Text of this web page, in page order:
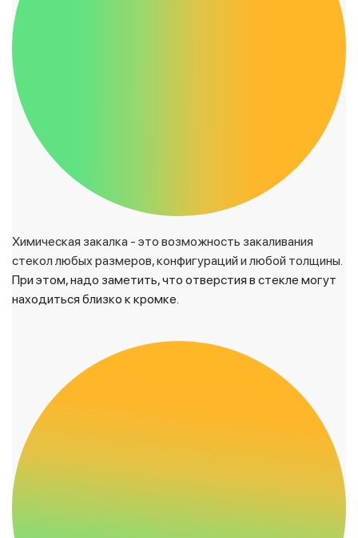
Химическая закалка - это возможность закаливания
стекол любых размеров, конфигураций и любой толщины.
При этом, надо заметить, что отверстия в стекле могут
находиться близко к кромке.